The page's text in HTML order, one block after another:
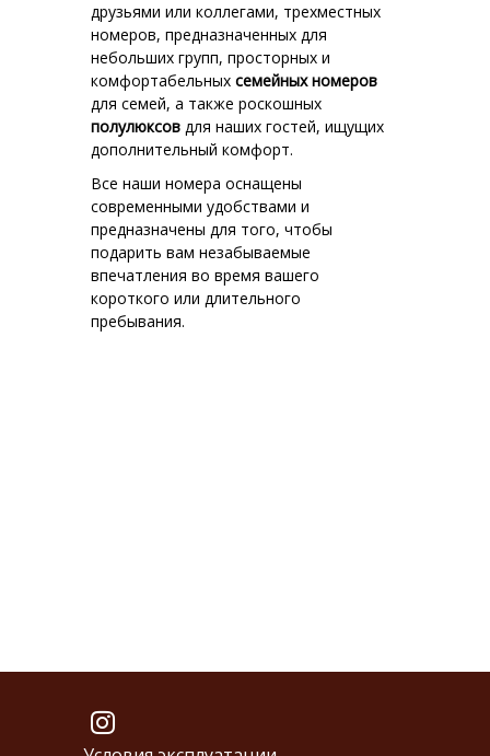
друзьями или коллегами, трехместных
номеров, предназначенных для
небольших групп, просторных и
комфортабельныхсемейных номеров
для семей, а также роскошных
полулюксов для наших гостей, ищущих
дополнительный комфорт.
Все наши номера оснащены
современными удобствами и
предназначены для того, чтобы
подарить вам незабываемые
впечатления во время вашего
короткого или длительного
пребывания.